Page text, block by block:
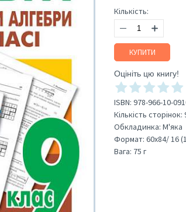
Кількість:
КУПИТИ
Оцініть цю книгу!
ISBN: 978-966-10-
Кількість сторінок:
Обкладинка: М'яка
Формат: 60х84/ 16
Вага: 75 г